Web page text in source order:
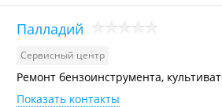
Палладий
Сервисный центр
Ремонт бензоинструмента,
Показать контакты